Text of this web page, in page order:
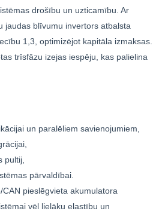
drošību un uzticamību. Ar
jaudas blīvumu invertors atbalsta
1,3, optimizējot kapitāla izmaksas.
trīsfāzu izejas iespēju, kas palielina
un paralēliem savienojumiem,
pultij,
pārvaldībai.
pieslēgvieta akumulatora
vēl lielāku elastību un